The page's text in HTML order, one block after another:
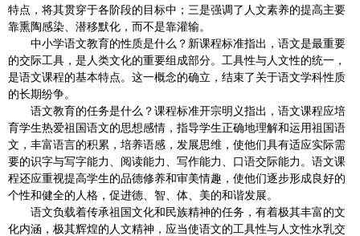
特点，将其贯穿于各阶段的目标中；三是强调了人文素养的提高主要
靠熏陶感染、潜移默化，而不是靠灌输。
中小学语文教育的性质是什么？新课程标准指出，语文是最重要
的交际工具，是人类文化的重要组成部分。工具性与人文性的统一，
是语文课程的基本特点。这一概念的确立，结束了关于语文学科性质
的长期纷争。
语文教育的任务是什么？课程标准开宗明义指出，语文课程应培
育学生热爱祖国语文的思想感情，指导学生正确地理解和运用祖国语
文，丰富语言的积累，培养语感，发展思维，使他们具有适应实际需
要的识字与写字能力、阅读能力、写作能力、口语交际能力。语文课
程还应重视提高学生的品德修养和审美情趣，使他们逐步形成良好的
个性和健全的人格，促进德、智、体、美的和谐发展。
语文负载着传承祖国文化和民族精神的任务，有着极其丰富的文
化内涵，极其辉煌的人文精神，应当使语文的工具性与人文性水乳交